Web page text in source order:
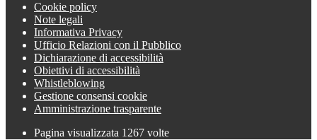
Cookie policy
Note legali
Informativa Privacy
Ufficio Relazioni con il Pubblico
Dichiarazione di accessibilità
Obiettivi di accessibilità
Whistleblowing
Gestione consensi cookie
Amministrazione trasparente
Pagina visualizzata 1267 volte